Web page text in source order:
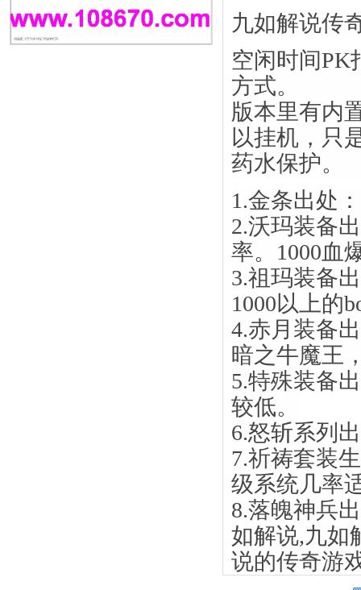
九如解说传
空闲时间PK
方式。
版本里有内
以挂机，只
药水保护。
1.金条出处
2.沃玛装备
率。1000血
3.祖玛装备
1000以上的
4.赤月装备
暗之牛魔王
5.特殊装备
较低。
6.怒斩系列
7.祈祷套装
级系统几率
8.落魄神兵
如解说,九如
说的传奇游